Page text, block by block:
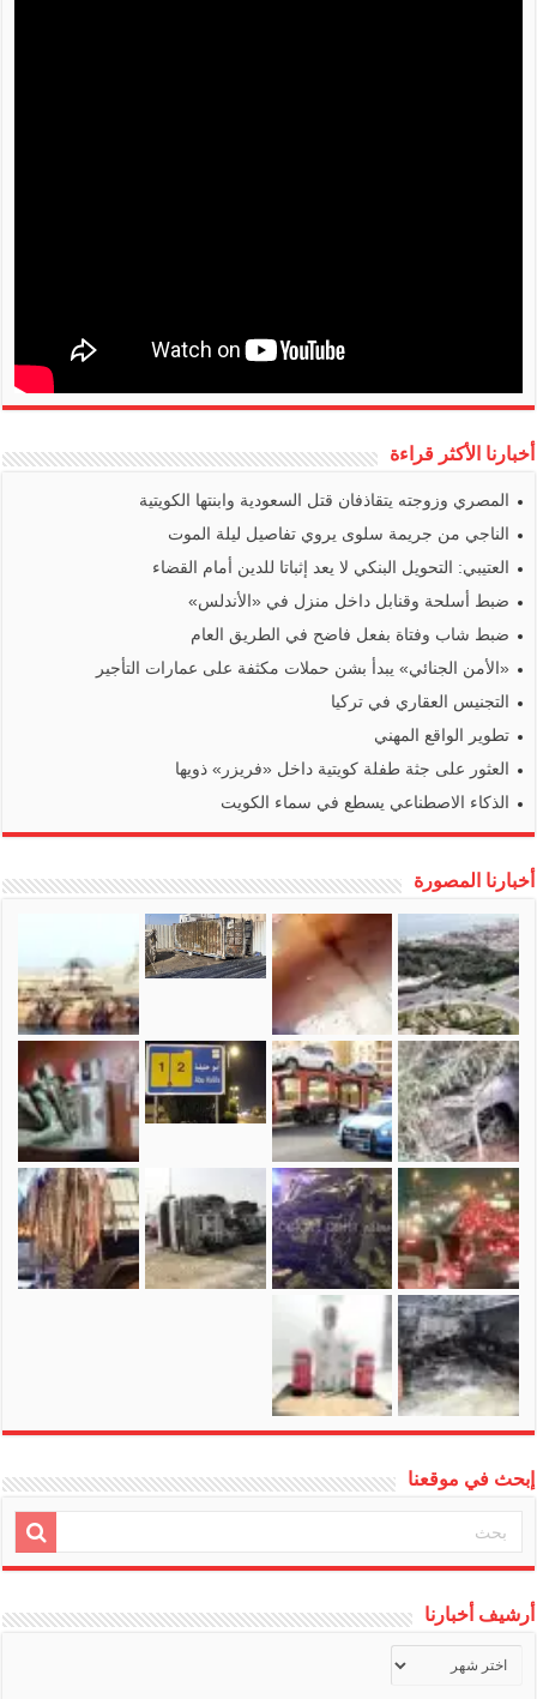
أخبارنا الأكثر قراءة
المصري وزوجته يتقاذفان قتل السعودية وابنتها الكويتية
الناجي من جريمة سلوى يروي تفاصيل ليلة الموت
العتيبي: التحويل البنكي لا يعد إثباتا للدين أمام القضاء
ضبط أسلحة وقنابل داخل منزل في «الأندلس»
ضبط شاب وفتاة بفعل فاضح في الطريق العام
«الأمن الجنائي» يبدأ بشن حملات مكثفة على عمارات التأجير
التجنيس العقاري في تركيا
تطوير الواقع المهني
العثور على جثة طفلة كويتية داخل «فريزر» ذويها
الذكاء الاصطناعي يسطع في سماء الكويت
أخبارنا المصورة
إبحث في موقعنا
أرشيف أخبارنا
أخبارنا